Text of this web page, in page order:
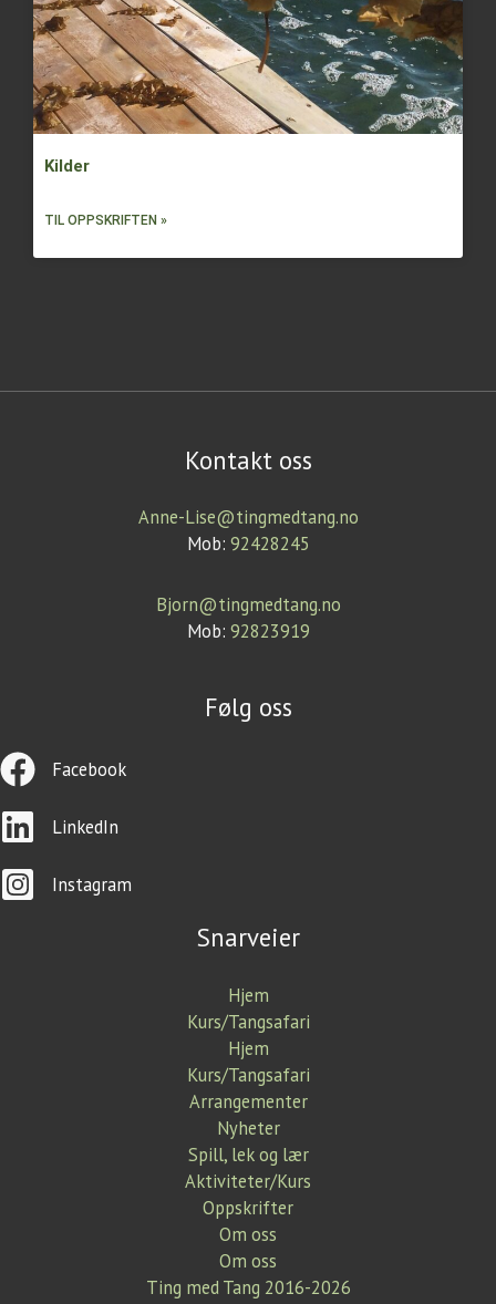
Kilder
TIL OPPSKRIFTEN »
Kontakt oss
Anne-Lise@tingmedtang.no
Mob: 92428245
Bjorn@tingmedtang.no
Mob: 92823919
Følg oss
Facebook
LinkedIn
Instagram
Snarveier
Hjem
Kurs/Tangsafari
Hjem
Kurs/Tangsafari
Arrangementer
Nyheter
Spill, lek og lær
Aktiviteter/Kurs
Oppskrifter
Om oss
Om oss
Ting med Tang 2016-2026